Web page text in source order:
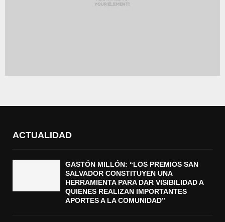
ACTUALIDAD
GASTÓN MILLÓN: “LOS PREMIOS SAN
SALVADOR CONSTITUYEN UNA
HERRAMIENTA PARA DAR VISIBILIDAD A
QUIENES REALIZAN IMPORTANTES
APORTES A LA COMUNIDAD”